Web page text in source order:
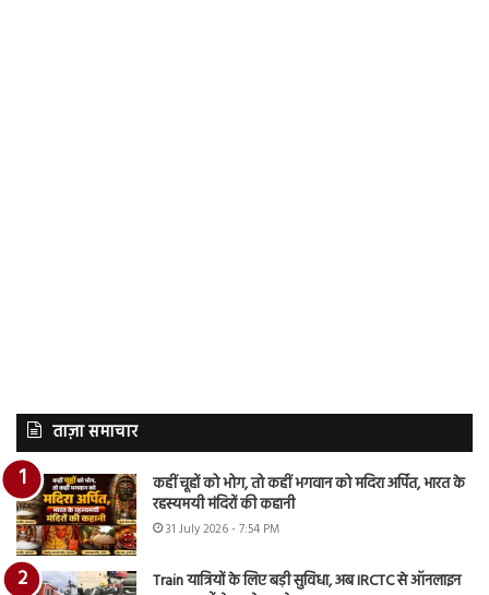
ताज़ा समाचार
कहीं चूहों को भोग, तो कहीं भगवान को मदिरा अर्पित, भारत के
रहस्यमयी मंदिरों की कहानी
31 July 2026 - 7:54 PM
Train यात्रियों के लिए बड़ी सुविधा, अब IRCTC से ऑनलाइन